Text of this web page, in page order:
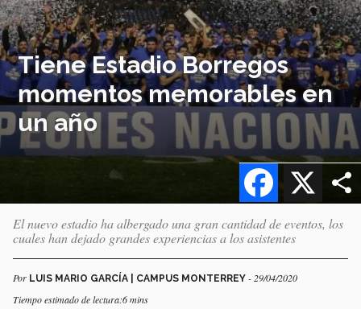
Tiene Estadio Borregos
momentos memorables en
un año
X
Facebook
El nuevo estadio ha albergado una gran cantidad de eventos, los
cuales han dejado grandes experiencias a los asistentes
Por LUIS MARIO GARCÍA | CAMPUS MONTERREY - 29/04/2020
Tiempo estimado de lectura:6 mins